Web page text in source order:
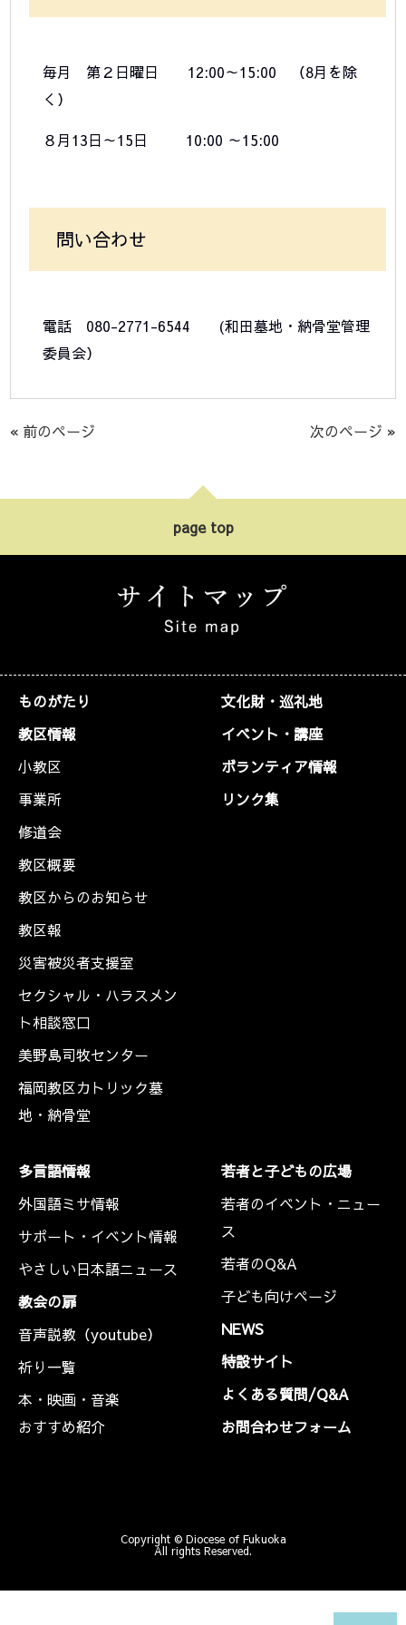
毎月 第２日曜日 12:00～15:00 （8月を除
く）
８月13日～15日 10:00 ～15:00
問い合わせ
電話 080-2771-6544 (和田墓地・納骨堂管理
委員会）
« 前のページ 次のページ »
page top
ものがたり
教区情報
小教区
事業所
修道会
教区概要
教区からのお知らせ
教区報
災害被災者支援室
セクシャル・ハラスメン
ト相談窓口
美野島司牧センター
福岡教区カトリック墓
地・納骨堂
文化財・巡礼地
イベント・講座
ボランティア情報
リンク集
多言語情報
外国語ミサ情報
サポート・イベント情報
やさしい日本語ニュース
教会の扉
音声説教（youtube）
祈り一覧
本・映画・音楽
おすすめ紹介
若者と子どもの広場
若者のイベント・ニュー
ス
若者のQ&A
子ども向けページ
NEWS
特設サイト
よくある質問/Q&A
お問合わせフォーム
Copyright © Diocese of Fukuoka
All rights Reserved.